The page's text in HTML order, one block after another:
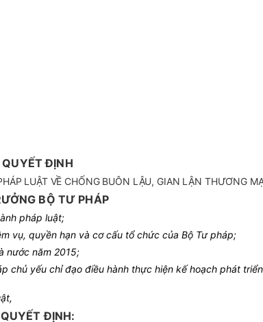
QUYẾT ĐỊNH
LUẬT VỀ CHỐNG BUÔN LẬU, GIAN LẬN THƯƠNG
BỘ TƯ PHÁP
pháp luật;
vụ, quyền hạn và cơ cấu tổ chức của Bộ Tư pháp;
nước năm 2015;
yếu chỉ đạo điều hành thực hiện kế hoạch phát
QUYẾT ĐỊNH: